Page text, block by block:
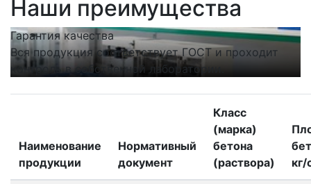
Наши преимущества
Гарантия качества
Вся продукция соответствует ГОСТ и проходит
контроль в собственной лаборатории.
Наименование
продукции
Нормативный
документ
Класс
(марка)
бетона
(раствора)
кг/